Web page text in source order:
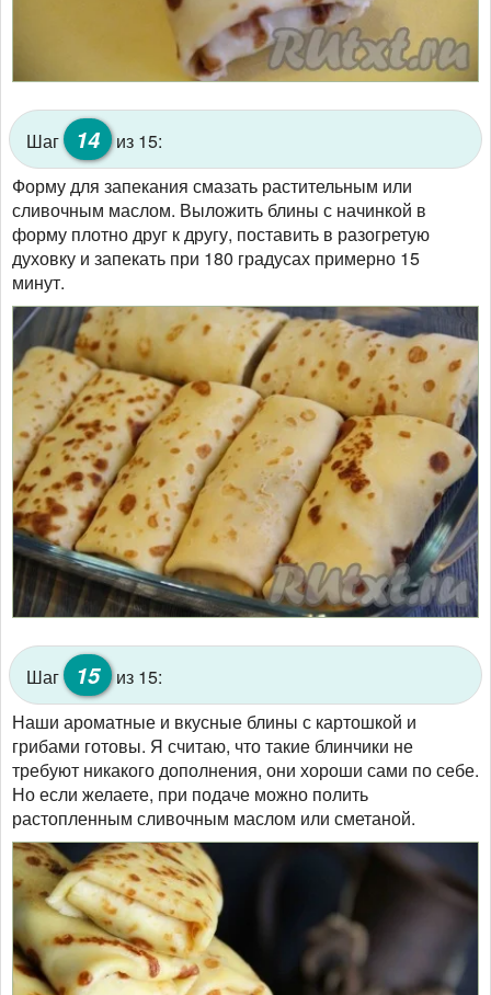
Шаг 14 из 15:
Форму для запекания смазать растительным или
сливочным маслом. Выложить блины с начинкой в
форму плотно друг к другу, поставить в разогретую
духовку и запекать при 180 градусах примерно 15
минут.
Шаг 15 из 15:
Наши ароматные и вкусные блины с картошкой и
грибами готовы. Я считаю, что такие блинчики не
требуют никакого дополнения, они хороши сами по себе.
Но если желаете, при подаче можно полить
растопленным сливочным маслом или сметаной.